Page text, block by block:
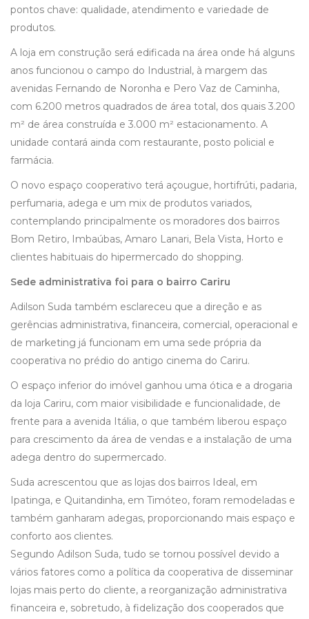
pontos chave: qualidade, atendimento e variedade de
produtos.
A loja em construção será edificada na área onde há alguns
anos funcionou o campo do Industrial, à margem das
avenidas Fernando de Noronha e Pero Vaz de Caminha,
com 6.200 metros quadrados de área total, dos quais 3.200
m² de área construída e 3.000 m² estacionamento. A
unidade contará ainda com restaurante, posto policial e
farmácia.
O novo espaço cooperativo terá açougue, hortifrúti, padaria,
perfumaria, adega e um mix de produtos variados,
contemplando principalmente os moradores dos bairros
Bom Retiro, Imbaúbas, Amaro Lanari, Bela Vista, Horto e
clientes habituais do hipermercado do shopping.
Sede administrativa foi para o bairro Cariru
Adilson Suda também esclareceu que a direção e as
gerências administrativa, financeira, comercial, operacional e
de marketing já funcionam em uma sede própria da
cooperativa no prédio do antigo cinema do Cariru.
O espaço inferior do imóvel ganhou uma ótica e a drogaria
da loja Cariru, com maior visibilidade e funcionalidade, de
frente para a avenida Itália, o que também liberou espaço
para crescimento da área de vendas e a instalação de uma
adega dentro do supermercado.
Suda acrescentou que as lojas dos bairros Ideal, em
Ipatinga, e Quitandinha, em Timóteo, foram remodeladas e
também ganharam adegas, proporcionando mais espaço e
conforto aos clientes.
Segundo Adilson Suda, tudo se tornou possível devido a
vários fatores como a política da cooperativa de disseminar
lojas mais perto do cliente, a reorganização administrativa
financeira e, sobretudo, à fidelização dos cooperados que